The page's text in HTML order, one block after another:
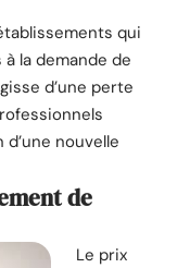
qui
la demande de
d’une perte
nouvelle
de
Le prix